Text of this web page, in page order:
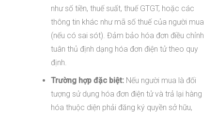
như số tiền, thuế suất, thuế GTGT, hoặc các
thông tin khác như mã số thuế của người mua
(nếu có sai sót). Đảm bảo hóa đơn điều chỉnh
tuân thủ định dạng hóa đơn điện tử theo quy
định.
Trường hợp đặc biệt:Nếu người mua là đối
tượng sử dụng hóa đơn điện tử và trả lại hàng
hóa thuộc diện phải đăng ký quyền sở hữu,